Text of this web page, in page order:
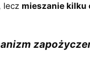
lecz mieszanie kilku